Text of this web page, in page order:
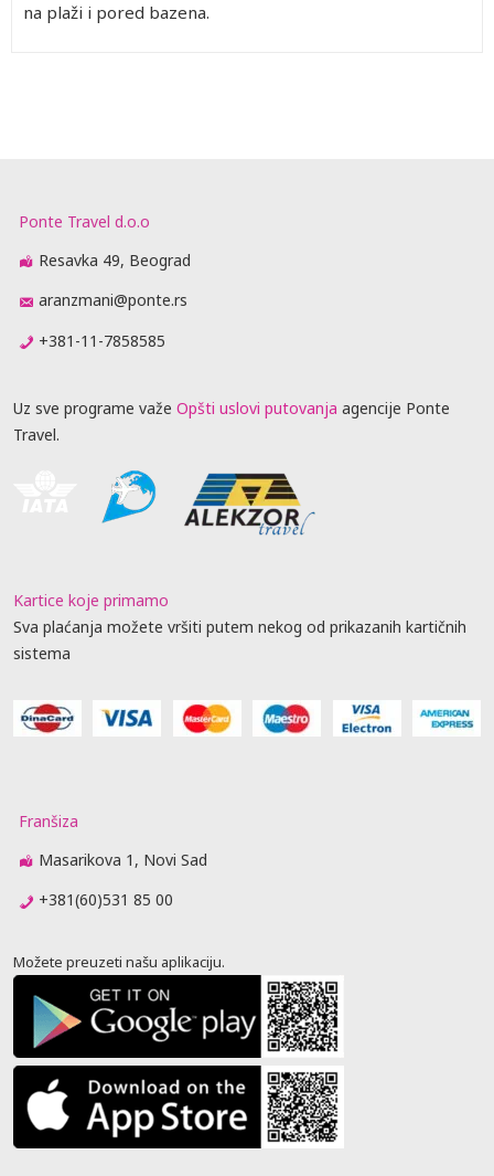
na plaži i pored bazena.
Ponte Travel d.o.o
Resavka 49, Beograd
aranzmani@ponte.rs
+381-11-7858585
Uz sve programe važe Opšti uslovi putovanja agencije Ponte
Travel.
Kartice koje primamo
Sva plaćanja možete vršiti putem nekog od prikazanih kartičnih
sistema
Franšiza
Masarikova 1, Novi Sad
+381(60)531 85 00
Možete preuzeti našu aplikaciju.